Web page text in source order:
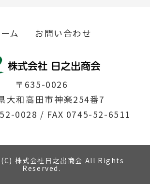
ム お問い合わせ
〒635-0026
大和高田市神楽254番7
0028 / FAX 0745-52-6511
株式会社日之出商会 All Rights
Reserved.